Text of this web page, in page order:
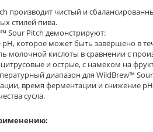
производит чистый и
стилей пива.
Sour Pitch демонстрируют:
которое может быть завершено в
молочной кислоты в сравнении с
и острые, с намеком на
диапазон для WildBrew™ Sour
время ферментации и снижение рН
сусла.